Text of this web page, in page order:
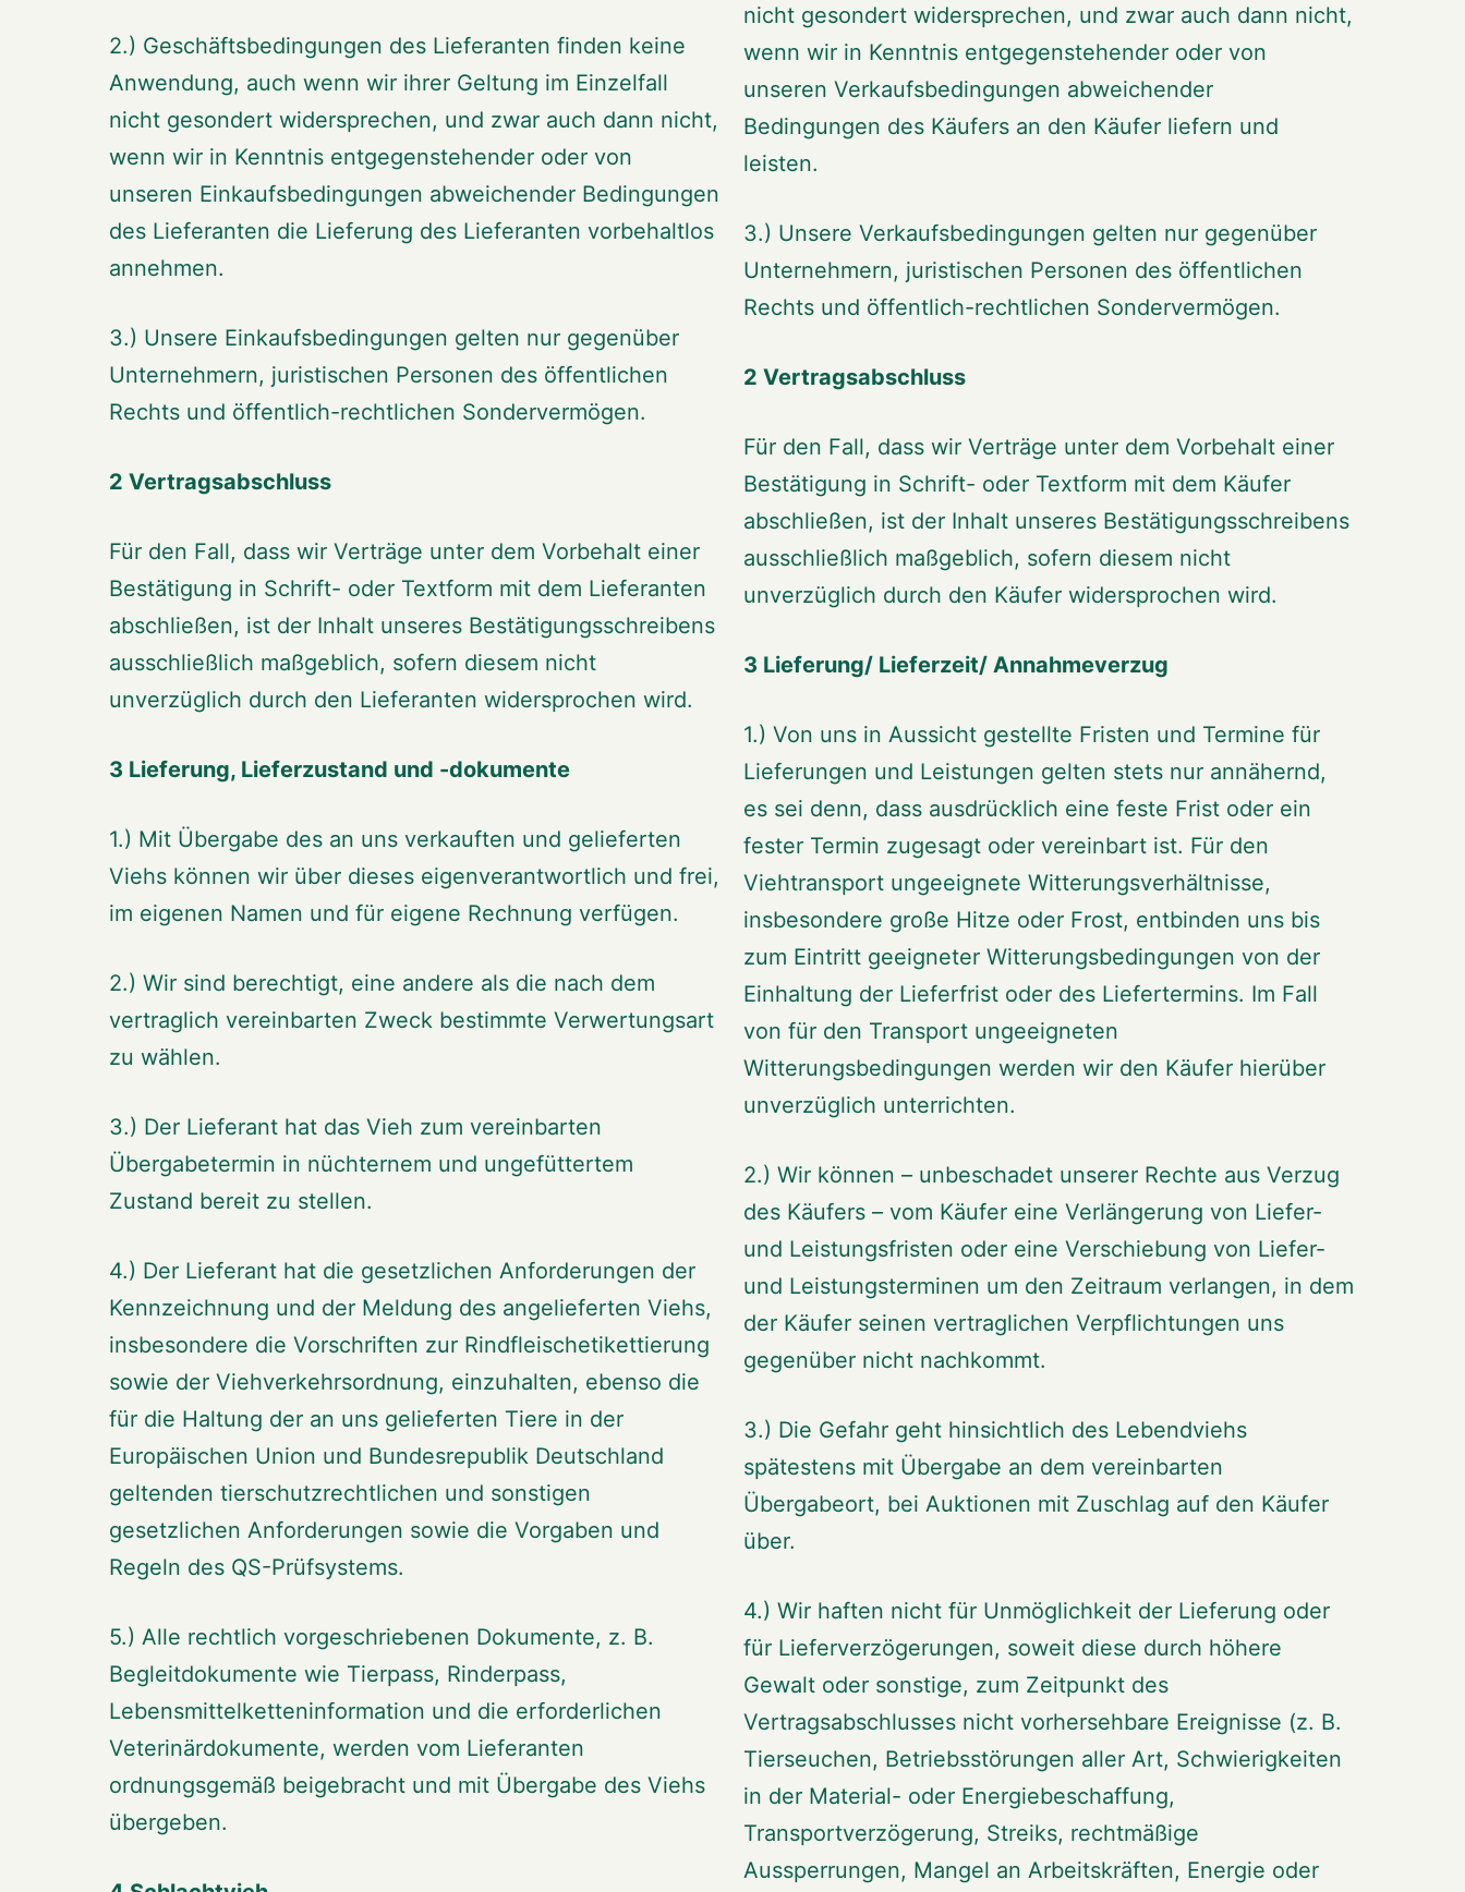
2.) Geschäftsbedingungen des Lieferanten finden keine
Anwendung, auch wenn wir ihrer Geltung im Einzelfall
nicht gesondert widersprechen, und zwar auch dann nicht,
wenn wir in Kenntnis entgegenstehender oder von
unseren Einkaufsbedingungen abweichender Bedingungen
des Lieferanten die Lieferung des Lieferanten vorbehaltlos
annehmen.
3.) Unsere Einkaufsbedingungen gelten nur gegenüber
Unternehmern, juristischen Personen des öffentlichen
Rechts und öffentlich-rechtlichen Sondervermögen.
2 Vertragsabschluss
Für den Fall, dass wir Verträge unter dem Vorbehalt einer
Bestätigung in Schrift- oder Textform mit dem Lieferanten
abschließen, ist der Inhalt unseres Bestätigungsschreibens
ausschließlich maßgeblich, sofern diesem nicht
unverzüglich durch den Lieferanten widersprochen wird.
3 Lieferung, Lieferzustand und -dokumente
1.) Mit Übergabe des an uns verkauften und gelieferten
Viehs können wir über dieses eigenverantwortlich und frei,
im eigenen Namen und für eigene Rechnung verfügen.
2.) Wir sind berechtigt, eine andere als die nach dem
vertraglich vereinbarten Zweck bestimmte Verwertungsart
zu wählen.
3.) Der Lieferant hat das Vieh zum vereinbarten
Übergabetermin in nüchternem und ungefüttertem
Zustand bereit zu stellen.
4.) Der Lieferant hat die gesetzlichen Anforderungen der
Kennzeichnung und der Meldung des angelieferten Viehs,
insbesondere die Vorschriften zur Rindfleischetikettierung
sowie der Viehverkehrsordnung, einzuhalten, ebenso die
für die Haltung der an uns gelieferten Tiere in der
Europäischen Union und Bundesrepublik Deutschland
geltenden tierschutzrechtlichen und sonstigen
gesetzlichen Anforderungen sowie die Vorgaben und
Regeln des QS-Prüfsystems.
5.) Alle rechtlich vorgeschriebenen Dokumente, z. B.
Begleitdokumente wie Tierpass, Rinderpass,
Lebensmittelketteninformation und die erforderlichen
Veterinärdokumente, werden vom Lieferanten
ordnungsgemäß beigebracht und mit Übergabe des Viehs
übergeben.
nicht gesondert widersprechen, und zwar auch dann nicht,
wenn wir in Kenntnis entgegenstehender oder von
unseren Verkaufsbedingungen abweichender
Bedingungen des Käufers an den Käufer liefern und
leisten.
3.) Unsere Verkaufsbedingungen gelten nur gegenüber
Unternehmern, juristischen Personen des öffentlichen
Rechts und öffentlich-rechtlichen Sondervermögen.
2 Vertragsabschluss
Für den Fall, dass wir Verträge unter dem Vorbehalt einer
Bestätigung in Schrift- oder Textform mit dem Käufer
abschließen, ist der Inhalt unseres Bestätigungsschreibens
ausschließlich maßgeblich, sofern diesem nicht
unverzüglich durch den Käufer widersprochen wird.
3 Lieferung/ Lieferzeit/ Annahmeverzug
1.) Von uns in Aussicht gestellte Fristen und Termine für
Lieferungen und Leistungen gelten stets nur annähernd,
es sei denn, dass ausdrücklich eine feste Frist oder ein
fester Termin zugesagt oder vereinbart ist. Für den
Viehtransport ungeeignete Witterungsverhältnisse,
insbesondere große Hitze oder Frost, entbinden uns bis
zum Eintritt geeigneter Witterungsbedingungen von der
Einhaltung der Lieferfrist oder des Liefertermins. Im Fall
von für den Transport ungeeigneten
Witterungsbedingungen werden wir den Käufer hierüber
unverzüglich unterrichten.
2.) Wir können – unbeschadet unserer Rechte aus Verzug
des Käufers – vom Käufer eine Verlängerung von Liefer-
und Leistungsfristen oder eine Verschiebung von Liefer-
und Leistungsterminen um den Zeitraum verlangen, in dem
der Käufer seinen vertraglichen Verpflichtungen uns
gegenüber nicht nachkommt.
3.) Die Gefahr geht hinsichtlich des Lebendviehs
spätestens mit Übergabe an dem vereinbarten
Übergabeort, bei Auktionen mit Zuschlag auf den Käufer
über.
4.) Wir haften nicht für Unmöglichkeit der Lieferung oder
für Lieferverzögerungen, soweit diese durch höhere
Gewalt oder sonstige, zum Zeitpunkt des
Vertragsabschlusses nicht vorhersehbare Ereignisse (z. B.
Tierseuchen, Betriebsstörungen aller Art, Schwierigkeiten
in der Material- oder Energiebeschaffung,
Transportverzögerung, Streiks, rechtmäßige
Aussperrungen, Mangel an Arbeitskräften, Energie oder